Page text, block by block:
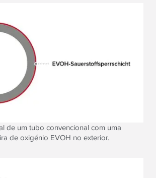
de um tubo convencional com uma
de oxigénio EVOH no exterior.